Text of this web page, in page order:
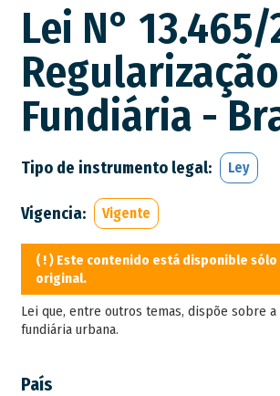
enlaces
de
ayuda
a
la
navegación
Lei N°
Regularização
Fundiária -
Tipo de instrumento legal Ley
Vigencia Vigente
( ! ) Este contenido está disponible sólo
original.
Lei que, entre outros temas, dispõe sobre a
fundiária urbana.
País